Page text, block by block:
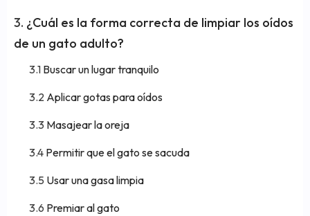
¿Cuál es la forma correcta de limpiar los oídos
de un gato adulto?
Buscar un lugar tranquilo
Aplicar gotas para oídos
Masajear la oreja
Permitir que el gato se sacuda
Usar una gasa limpia
Premiar al gato